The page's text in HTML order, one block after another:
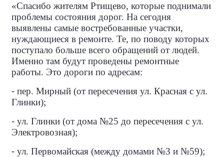
«Спасибо жителям Ртищево, которые поднимали
проблемы состояния дорог. На сегодня
выявлены самые востребованные участки,
нуждающиеся в ремонте. Те, по поводу которых
поступало больше всего обращений от людей.
Именно там будут проведены ремонтные
работы. Это дороги по адресам:
- пер. Мирный (от пересечения ул. Красная с ул.
Глинки);
- ул. Глинки (от дома №25 до пересечения с ул.
Электровозная);
- ул. Первомайская (между домами №3 и №59);